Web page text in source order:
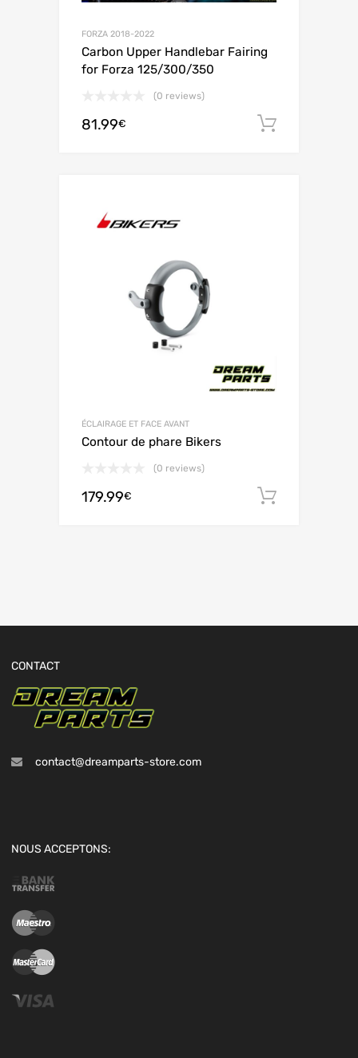
FORZA 2018-2022
Carbon Upper Handlebar Fairing
for Forza 125/300/350
(0 reviews)
81.99€
ÉCLAIRAGE ET FACE AVANT
Contour de phare Bikers
(0 reviews)
179.99€
CONTACT
contact@dreamparts-store.com
NOUS ACCEPTONS: